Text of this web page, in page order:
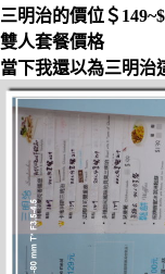
三明治的價位＄
雙人套餐價格
當下我還以為三明治